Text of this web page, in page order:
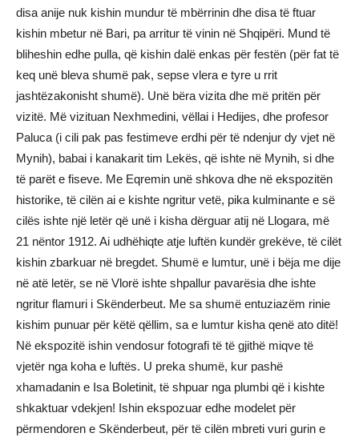
disa anije nuk kishin mundur të mbërrinin dhe disa të ftuar
kishin mbetur në Bari, pa arritur të vinin në Shqipëri. Mund të
bliheshin edhe pulla, që kishin dalë enkas për festën (për fat të
keq unë bleva shumë pak, sepse vlera e tyre u rrit
jashtëzakonisht shumë). Unë bëra vizita dhe më pritën për
vizitë. Më vizituan Nexhmedini, vëllai i Hedijes, dhe profesor
Paluca (i cili pak pas festimeve erdhi për të ndenjur dy vjet në
Mynih), babai i kanakarit tim Lekës, që ishte në Mynih, si dhe
të parët e fiseve. Me Eqremin unë shkova dhe në ekspozitën
historike, të cilën ai e kishte ngritur vetë, pika kulminante e së
cilës ishte një letër që unë i kisha dërguar atij në Llogara, më
21 nëntor 1912. Ai udhëhiqte atje luftën kundër grekëve, të cilët
kishin zbarkuar në bregdet. Shumë e lumtur, unë i bëja me dije
në atë letër, se në Vlorë ishte shpallur pavarësia dhe ishte
ngritur flamuri i Skënderbeut. Me sa shumë entuziazëm rinie
kishim punuar për këtë qëllim, sa e lumtur kisha qenë ato ditë!
Në ekspozitë ishin vendosur fotografi të të gjithë miqve të
vjetër nga koha e luftës. U preka shumë, kur pashë
xhamadanin e Isa Boletinit, të shpuar nga plumbi që i kishte
shkaktuar vdekjen! Ishin ekspozuar edhe modelet për
përmendoren e Skënderbeut, për të cilën mbreti vuri gurin e